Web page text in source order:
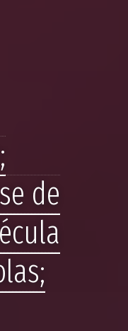
de